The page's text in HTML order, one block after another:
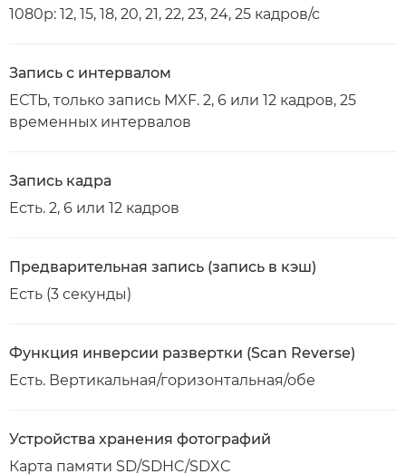
1080p: 12, 15, 18, 20, 21, 22, 23, 24, 25 кадров/с
Запись с интервалом
ЕСТЬ, только запись MXF. 2, 6 или 12 кадров, 25
временных интервалов
Запись кадра
Есть. 2, 6 или 12 кадров
Предварительная запись (запись в кэш)
Есть (3 секунды)
Функция инверсии развертки (Scan Reverse)
Есть. Вертикальная/горизонтальная/обе
Устройства хранения фотографий
Карта памяти SD/SDHC/SDXC